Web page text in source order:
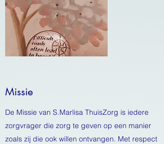
Missie
De Missie van S.Marlisa ThuisZorg is iedere
zorgvrager die zorg te geven op een manier
zoals zij die ook willen ontvangen. Met respect